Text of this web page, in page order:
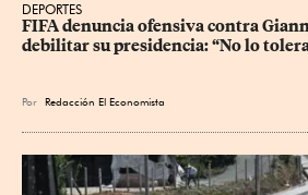
DEPORTES
FIFA denuncia ofensiva contra
debilitar su presidencia: “No lo
Por Redacción El Economista